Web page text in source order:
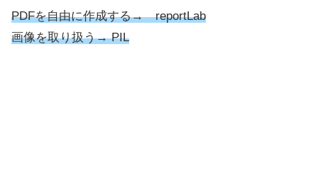
PDFを自由に作成する→ reportLab
画像を取り扱う→ PIL